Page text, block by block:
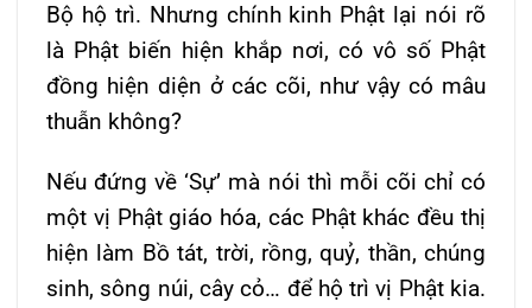
Bộ hộ trì. Nhưng chính kinh Phật lại nói rõ
là Phật biến hiện khắp nơi, có vô số Phật
đồng hiện diện ở các cõi, như vậy có mâu
thuẫn không?
Nếu đứng về ‘Sự’ mà nói thì mỗi cõi chỉ có
một vị Phật giáo hóa, các Phật khác đều thị
hiện làm Bồ tát, trời, rồng, quỷ, thần, chúng
sinh, sông núi, cây cỏ… để hộ trì vị Phật kia.